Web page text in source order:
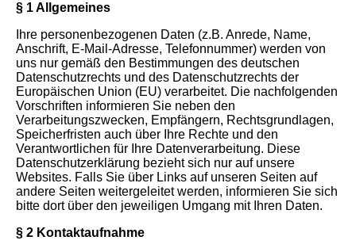
§ 1 Allgemeines
Ihre personenbezogenen Daten (z.B. Anrede, Name,
Anschrift, E-Mail-Adresse, Telefonnummer) werden von
uns nur gemäß den Bestimmungen des deutschen
Datenschutzrechts und des Datenschutzrechts der
Europäischen Union (EU) verarbeitet. Die nachfolgenden
Vorschriften informieren Sie neben den
Verarbeitungszwecken, Empfängern, Rechtsgrundlagen,
Speicherfristen auch über Ihre Rechte und den
Verantwortlichen für Ihre Datenverarbeitung. Diese
Datenschutzerklärung bezieht sich nur auf unsere
Websites. Falls Sie über Links auf unseren Seiten auf
andere Seiten weitergeleitet werden, informieren Sie sich
bitte dort über den jeweiligen Umgang mit Ihren Daten.
§ 2 Kontaktaufnahme